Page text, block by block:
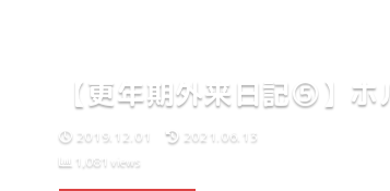
【更年期外来日記⑤】
2019.12.01
2021.06.13
1,081 views